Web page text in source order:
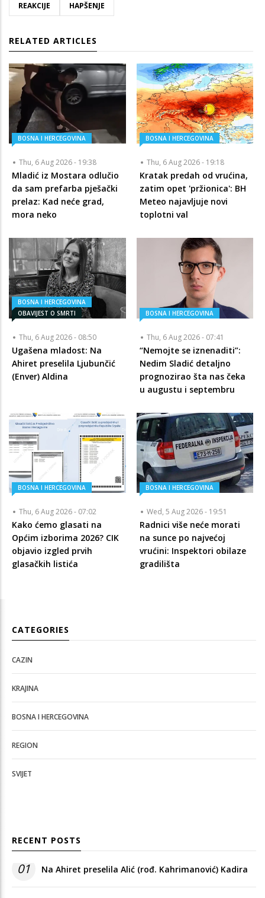
REAKCIJE
HAPŠENJE
RELATED ARTICLES
BOSNA I HERCEGOVINA
Thu, 6 Aug 2026 - 19:38
Mladić iz Mostara odlučio
da sam prefarba pješački
prelaz: Kad neće grad,
mora neko
BOSNA I HERCEGOVINA
Thu, 6 Aug 2026 - 19:18
Kratak predah od vrućina,
zatim opet 'pržionica': BH
Meteo najavljuje novi
toplotni val
BOSNA I HERCEGOVINA
OBAVIJEST O SMRTI
Thu, 6 Aug 2026 - 08:50
Ugašena mladost: Na
Ahiret preselila Ljubunčić
(Enver) Aldina
BOSNA I HERCEGOVINA
Thu, 6 Aug 2026 - 07:41
“Nemojte se iznenaditi”:
Nedim Sladić detaljno
prognozirao šta nas čeka
u augustu i septembru
BOSNA I HERCEGOVINA
Thu, 6 Aug 2026 - 07:02
Kako ćemo glasati na
Općim izborima 2026? CIK
objavio izgled prvih
glasačkih listića
BOSNA I HERCEGOVINA
Wed, 5 Aug 2026 - 19:51
Radnici više neće morati
na sunce po najvećoj
vrućini: Inspektori obilaze
gradilišta
CATEGORIES
CAZIN
KRAJINA
BOSNA I HERCEGOVINA
REGION
SVIJET
RECENT POSTS
01 Na Ahiret preselila Alić (rođ. Kahrimanović) Kadira